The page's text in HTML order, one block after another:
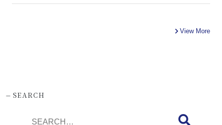
View More
-SEARCH